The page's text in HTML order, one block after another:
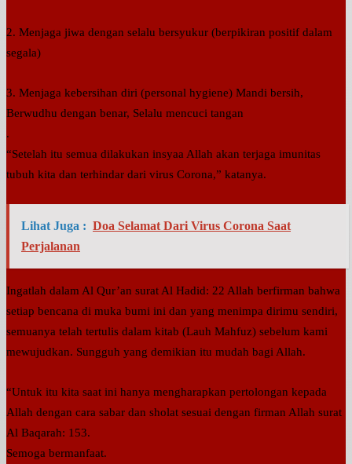
2. Menjaga jiwa dengan selalu bersyukur (berpikiran positif dalam
segala)
3. Menjaga kebersihan diri (personal hygiene) Mandi bersih,
Berwudhu dengan benar, Selalu mencuci tangan
.
“Setelah itu semua dilakukan insyaa Allah akan terjaga imunitas
tubuh kita dan terhindar dari virus Corona,” katanya.
Lihat Juga : Doa Selamat Dari Virus Corona Saat
Perjalanan
Ingatlah dalam Al Qur’an surat Al Hadid: 22 Allah berfirman bahwa
setiap bencana di muka bumi ini dan yang menimpa dirimu sendiri,
semuanya telah tertulis dalam kitab (Lauh Mahfuz) sebelum kami
mewujudkan. Sungguh yang demikian itu mudah bagi Allah.
“Untuk itu kita saat ini hanya mengharapkan pertolongan kepada
Allah dengan cara sabar dan sholat sesuai dengan firman Allah surat
Al Baqarah: 153.
Semoga bermanfaat.